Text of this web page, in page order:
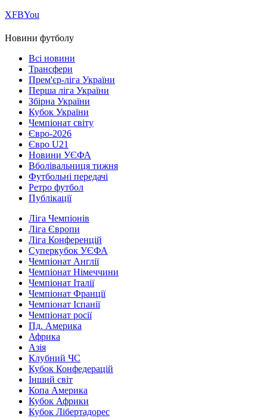
ХFBYou
Новини футболу
Всі новини
Трансфери
Прем'єр-ліга України
Перша ліга України
Збірна України
Кубок України
Чемпіонат світу
Євро-2026
Євро U21
Новини УЄФА
Вболівальниця тижня
Футбольні передачі
Ретро футбол
Публікації
Ліга Чемпіонів
Ліга Європи
Ліга Конференцій
Суперкубок УЄФА
Чемпіонат Англії
Чемпіонат Німеччини
Чемпіонат Італії
Чемпіонат Франції
Чемпіонат Іспанії
Чемпіонат росії
Пд. Америка
Африка
Азія
Клубний ЧС
Кубок Конфедерацій
Інший світ
Копа Америка
Кубок Африки
Кубок Лібертадорес